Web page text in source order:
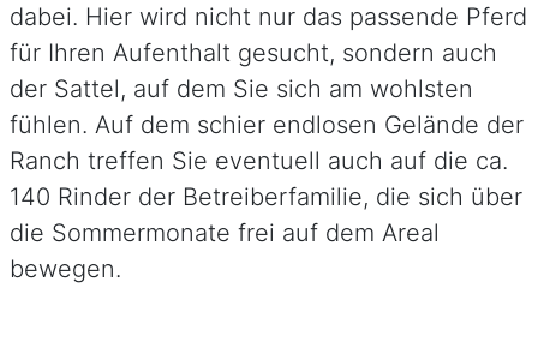
dabei. Hier wird nicht nur das passende Pferd
für Ihren Aufenthalt gesucht, sondern auch
der Sattel, auf dem Sie sich am wohlsten
fühlen. Auf dem schier endlosen Gelände der
Ranch treffen Sie eventuell auch auf die ca.
140 Rinder der Betreiberfamilie, die sich über
die Sommermonate frei auf dem Areal
bewegen.